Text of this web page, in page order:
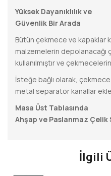
Yüksek Dayanıklılık ve
Güvenlik Bir Arada
Bütün çekmece ve kapaklar
malzemelerin
kullanılmıştır ve çekmecelerin
İsteğe bağlı olarak,
metal separatör kanallar
Masa Üst Tablasında
Ahşap ve Paslanmaz
İlgili